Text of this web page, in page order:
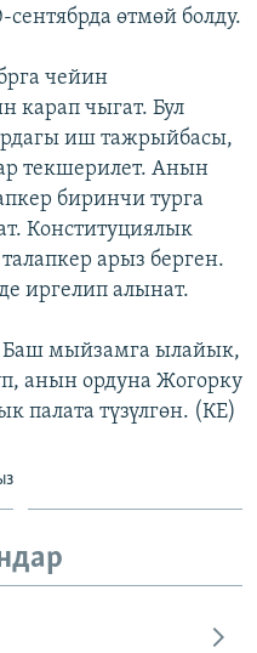
өтмөй болду.
чейин
карап чыгат. Бул
иш тажрыйбасы,
текшерилет. Анын
биринчи турга
Конституциялык
арыз берген.
иргелип алынат.
мыйзамга ылайык,
анын ордуна Жогорку
палата түзүлгөн. (КЕ)